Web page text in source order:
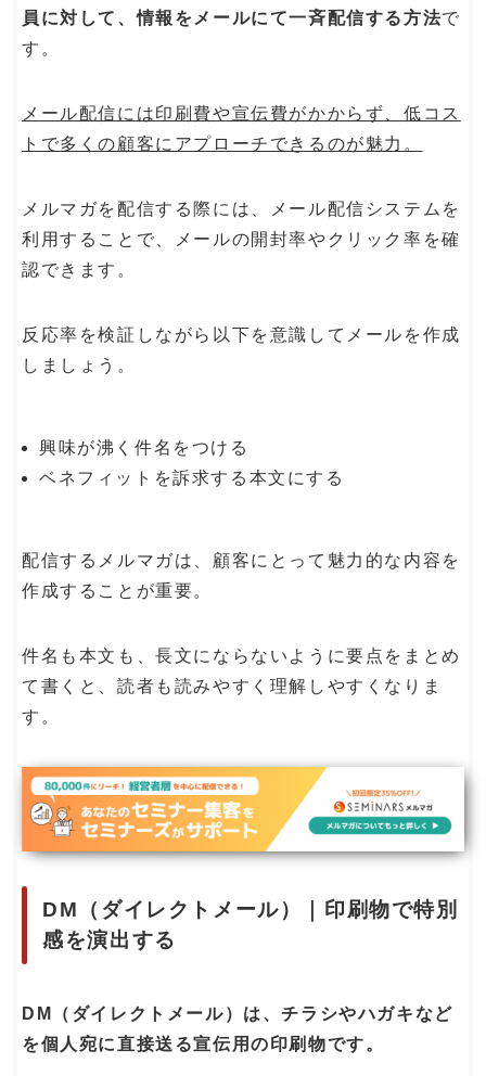
員に対して、情報をメールにて一斉配信する方法で
す。
メール配信には印刷費や宣伝費がかからず、低コス
トで多くの顧客にアプローチできるのが魅力。
メルマガを配信する際には、メール配信システムを
利用することで、メールの開封率やクリック率を確
認できます。
反応率を検証しながら以下を意識してメールを作成
しましょう。
興味が沸く件名をつける
ベネフィットを訴求する本文にする
配信するメルマガは、顧客にとって魅力的な内容を
作成することが重要。
件名も本文も、長文にならないように要点をまとめ
て書くと、読者も読みやすく理解しやすくなりま
す。
DM（ダイレクトメール）｜印刷物で特別
感を演出する
DM（ダイレクトメール）は、チラシやハガキなど
を個人宛に直接送る宣伝用の印刷物です。